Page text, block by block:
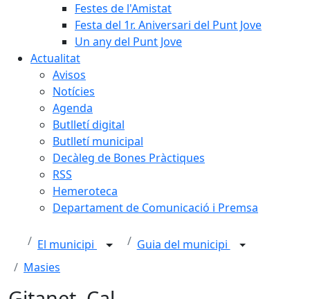
Festes de l'Amistat
Festa del 1r. Aniversari del Punt Jove
Un any del Punt Jove
Actualitat
Avisos
Notícies
Agenda
Butlletí digital
Butlletí municipal
Decàleg de Bones Pràctiques
RSS
Hemeroteca
Departament de Comunicació i Premsa
El municipi
Guia del municipi
Masies